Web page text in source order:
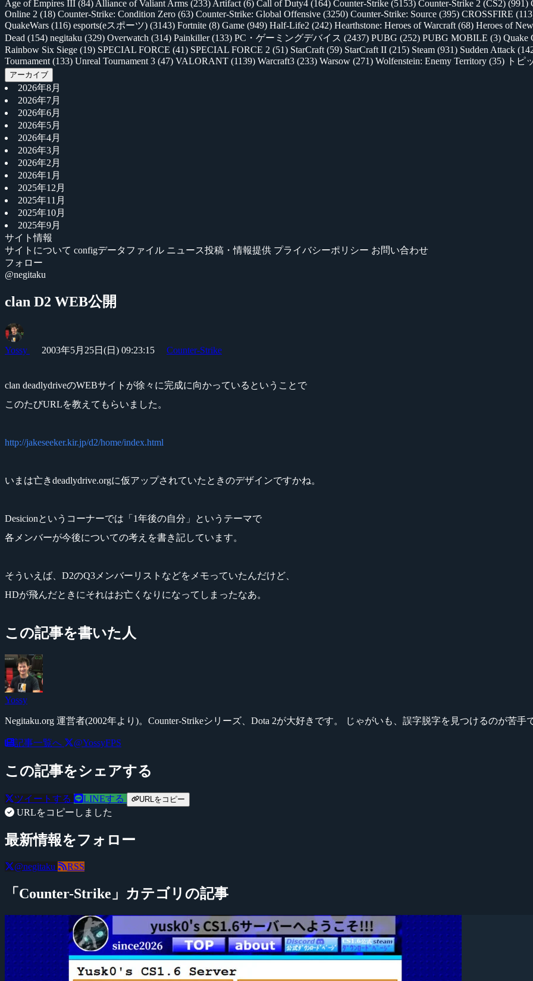
Age of Empires III (84) Alliance of Valiant Arms (233) Artifact (6) Call of Duty4 (164) Counter-Strike (5153) Counter-Strike 2 (CS2) (991)
Online 2 (18) Counter-Strike: Condition Zero (63) Counter-Strike: Global Offensive (3250) Counter-Strike: Source (395) CROSSFIRE
QuakeWars (116) esports(eスポーツ) (3143) Fortnite (8) Game (949) Half-Life2 (242) Hearthstone: Heroes of Warcraft (68) Heroes of
Dead (154) negitaku (329) Overwatch (314) Painkiller(133) PC・ゲーミングデバイス (2437) PUBG (252) PUBG MOBILE (3) Quake
Rainbow Six Siege (19) SPECIAL FORCE (41) SPECIAL FORCE 2 (51) StarCraft (59) StarCraft II (215) Steam (931) Sudden Attack
Tournament (133) Unreal Tournament 3 (47) VALORANT (1139) Warcraft3 (233) Warsow (271) Wolfenstein: Enemy Territory (35) トピ
アーカイブ
2026年8月
2026年7月
2026年6月
2026年5月
2026年4月
2026年3月
2026年2月
2026年1月
2025年12月
2025年11月
2025年10月
2025年9月
サイト情報
サイトについて configデータファイル ニュース投稿・情報提供 プライバシーポリシー お問い合わせ
フォロー
@negitaku
clan D2 WEB公開
Yossy 2003年5月25日(日) 09:23:15 Counter-Strike
clan deadlydriveのWEBサイトが徐々に完成に向かっているということで
このたびURLを教えてもらいました。
http://jakeseeker.kir.jp/d2/home/index.html
いまは亡きdeadlydrive.orgに仮アップされていたときのデザインですかね。
Desicionというコーナーでは「1年後の自分」というテーマで
各メンバーが今後についての考えを書き記しています。
そういえば、D2のQ3メンバーリストなどをメモっていたんだけど、
HDが飛んだときにそれはお亡くなりになってしまったなあ。
この記事を書いた人
Yossy
Negitaku.org 運営者(2002年より)。Counter-Strikeシリーズ、Dota 2が大好きです。 じゃがいも、誤字脱字を見つけるのが苦
記事一覧へ @YossyFPS
この記事をシェアする
ツイートする LINEする URLをコピー
URLをコピーしました
最新情報をフォロー
@negitaku RSS
「Counter-Strike」カテゴリの記事